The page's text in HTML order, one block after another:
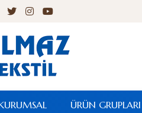
ÜRÜN GRUPLARI